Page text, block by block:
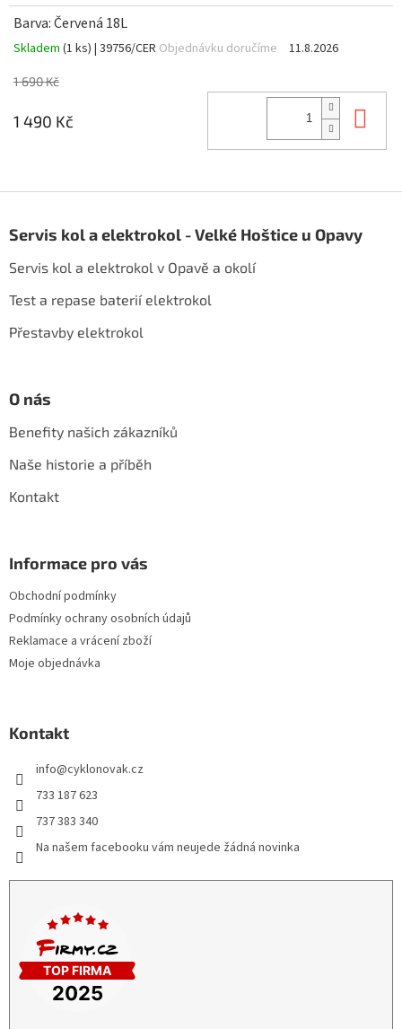
Barva: Červená 18L
Skladem (1 ks) | 39756/CER Objednávku doručíme 11.8.2026
1 690 Kč
1 490 Kč
pServis kol a elektrokol - Velké Hoštice u Opavy
Servis kol a elektrokol v Opavě a okolí
Test a repase baterií elektrokol
Přestavby elektrokol
O nás
Benefity našich zákazníků
Naše historie a příběh
Kontakt
Informace pro vás
Obchodní podmínky
Podmínky ochrany osobních údajů
Reklamace a vrácení zboží
Moje objednávka
Kontakt
info@cyklonovak.cz
733 187 623
737 383 340
Na našem facebooku vám neujede žádná novinka